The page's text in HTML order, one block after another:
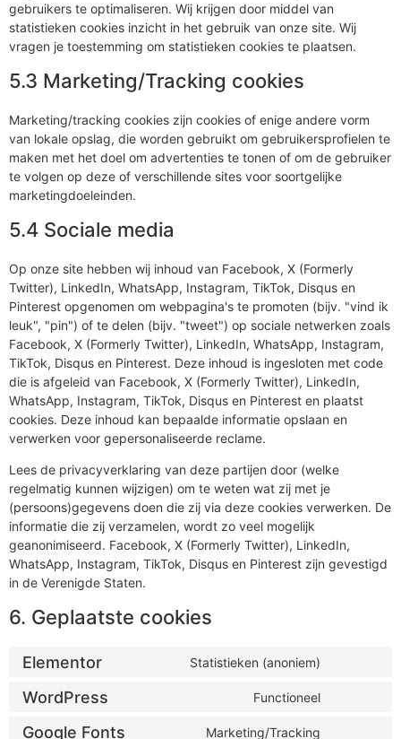
gebruikers te optimaliseren. Wij krijgen door middel van
statistieken cookies inzicht in het gebruik van onze site. Wij
vragen je toestemming om statistieken cookies te plaatsen.
5.3 Marketing/Tracking cookies
Marketing/tracking cookies zijn cookies of enige andere vorm
van lokale opslag, die worden gebruikt om gebruikersprofielen te
maken met het doel om advertenties te tonen of om de gebruiker
te volgen op deze of verschillende sites voor soortgelijke
marketingdoeleinden.
5.4 Sociale media
Op onze site hebben wij inhoud van Facebook, X (Formerly
Twitter), LinkedIn, WhatsApp, Instagram, TikTok, Disqus en
Pinterest opgenomen om webpagina's te promoten (bijv. "vind ik
leuk", "pin") of te delen (bijv. "tweet") op sociale netwerken zoals
Facebook, X (Formerly Twitter), LinkedIn, WhatsApp, Instagram,
TikTok, Disqus en Pinterest. Deze inhoud is ingesloten met code
die is afgeleid van Facebook, X (Formerly Twitter), LinkedIn,
WhatsApp, Instagram, TikTok, Disqus en Pinterest en plaatst
cookies. Deze inhoud kan bepaalde informatie opslaan en
verwerken voor gepersonaliseerde reclame.
Lees de privacyverklaring van deze partijen door (welke
regelmatig kunnen wijzigen) om te weten wat zij met je
(persoons)gegevens doen die zij via deze cookies verwerken. De
informatie die zij verzamelen, wordt zo veel mogelijk
geanonimiseerd. Facebook, X (Formerly Twitter), LinkedIn,
WhatsApp, Instagram, TikTok, Disqus en Pinterest zijn gevestigd
in de Verenigde Staten.
6. Geplaatste cookies
Elementor Statistieken (anoniem)
WordPress Functioneel
Google Fonts Marketing/Tracking